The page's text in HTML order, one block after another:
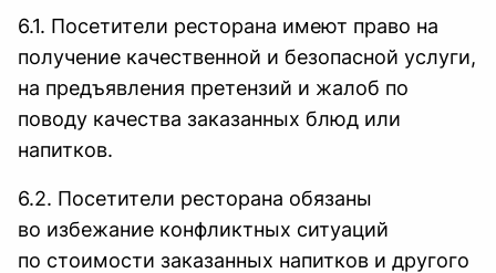
6.1. Посетители ресторана имеют право на
получение качественной и безопасной услуги,
на предъявления претензий и жалоб по
поводу качества заказанных блюд или
напитков.
6.2. Посетители ресторана обязаны
во избежание конфликтных ситуаций
по стоимости заказанных напитков и другого